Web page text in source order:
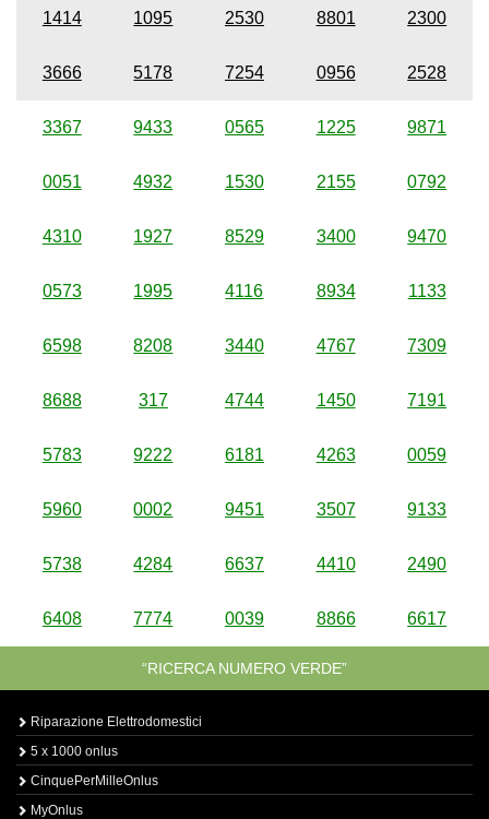
1414 1095 2530 8801 2300
3666 5178 7254 0956 2528
3367 9433 0565 1225 9871
0051 4932 1530 2155 0792
4310 1927 8529 3400 9470
0573 1995 4116 8934 1133
6598 8208 3440 4767 7309
8688 317 4744 1450 7191
5783 9222 6181 4263 0059
5960 0002 9451 3507 9133
5738 4284 6637 4410 2490
6408 7774 0039 8866 6617
“RICERCA NUMERO VERDE”
Riparazione Elettrodomestici
5 x 1000 onlus
CinquePerMilleOnlus
MyOnlus